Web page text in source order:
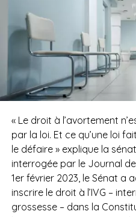
« Le droit à l’avortement
par la loi. Et ce qu’une loi
le défaire » explique la
interrogée par le Journal
1erfévrier 2023, le Sénat a
inscrire le droit à l’IVG –
grossesse – dans la